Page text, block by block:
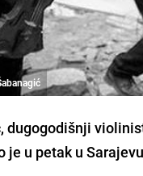
dugogodišnji
je u petak u